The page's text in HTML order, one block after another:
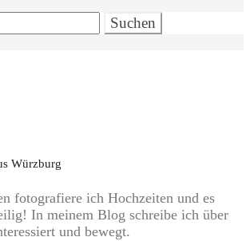
Würzburg
fotografiere ich Hochzeiten und es
In meinem Blog schreibe ich über
und bewegt.